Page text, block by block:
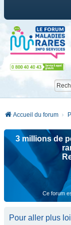
Accueil du forum
3 millions de
Ce forum
Pour aller plus